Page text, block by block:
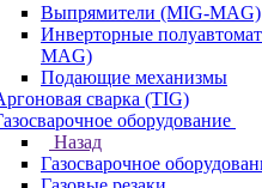
Выпрямители (MIG-MAG)
Инверторные
MAG)
Подающие механизмы
сварка (TIG)
оборудование
Назад
Газосварочное